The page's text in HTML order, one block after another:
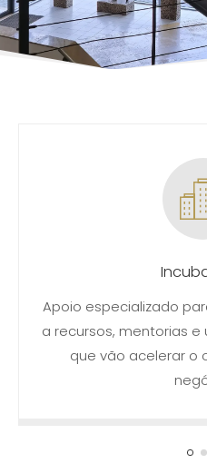
Apoio especializado
a recursos, mentorias
que vão acelerar o